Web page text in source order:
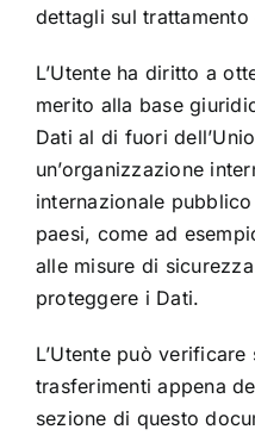
dettagli sul trattamento
L’Utente ha diritto a
merito alla base
Dati al di fuori
un’organizzazione
internazionale
paesi, come ad
alle misure di
proteggere i Dati.
L’Utente può
trasferimenti appena
sezione di questo